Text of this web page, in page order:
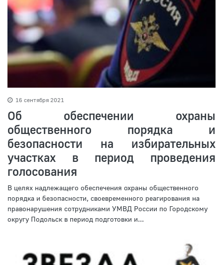
16 сентября 2021
Об обеспечении охраны
общественного порядка и
безопасности на избирательных
участках в период проведения
голосования
В целях надлежащего обеспечения охраны общественного
порядка и безопасности, своевременного реагирования на
правонарушения сотрудниками УМВД России по Городскому
округу Подольск в период подготовки и...